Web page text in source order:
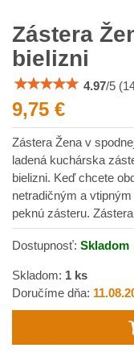
Zástera
bielizni
4.97/5 (
9,75 €
Zástera Žena v
ladená kuchárska
bielizni. Keď chcete
netradičným a
peknú zásteru.
Dostupnosť: Skladom
Skladom: 1 ks
Doručíme dňa: